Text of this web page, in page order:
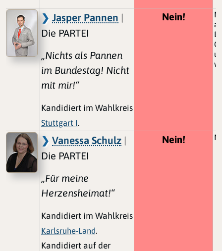
Jasper Pannen |
Die PARTEI
„Nichts als Pannen
im Bundestag! Nicht
mit mir!“
Kandidiert im Wahlkreis
Stuttgart I.
Nein!
Vanessa Schulz |
Die PARTEI
„Für meine
Herzensheimat!“
Kandidiert im Wahlkreis
Karlsruhe-Land.
Kandidiert auf der
Nein!